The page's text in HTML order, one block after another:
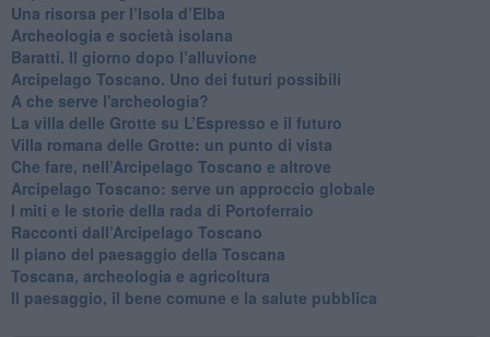
Una risorsa per l’Isola d’Elba
​Archeologia e società isolana
​Baratti. Il giorno dopo l’alluvione
Arcipelago Toscano. Uno dei futuri possibili
A che serve l'archeologia?
​La villa delle Grotte su L’Espresso e il futuro
​Villa romana delle Grotte: un punto di vista
Che fare, nell’Arcipelago Toscano e altrove
Arcipelago Toscano: serve un approccio globale
​I miti e le storie della rada di Portoferraio
​Racconti dall’Arcipelago Toscano
Il piano del paesaggio della Toscana
Toscana, archeologia e agricoltura
Il paesaggio, il bene comune e la salute pubblica